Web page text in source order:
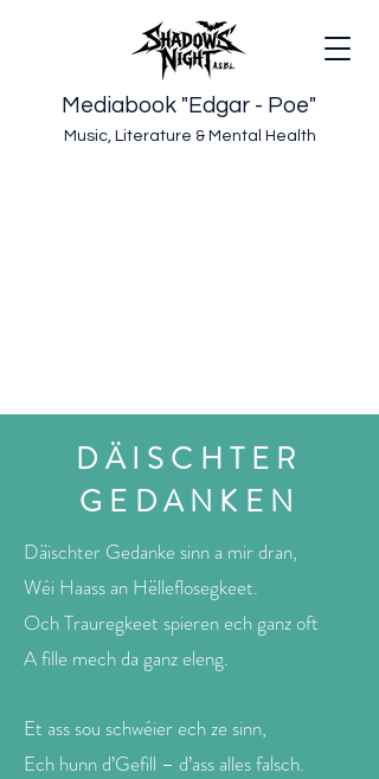
Mediabook "Edgar - Poe"
Music, Literature & Mental Health
DÄISCHTER
GEDANKEN
Däischter Gedanke sinn a mir dran,
Wéi Haass an Hëlleflosegkeet.
Och Trauregkeet spieren ech ganz oft
A fille mech da ganz eleng.
Et ass sou schwéier ech ze sinn,
Ech hunn d’Gefill – d’ass alles falsch.